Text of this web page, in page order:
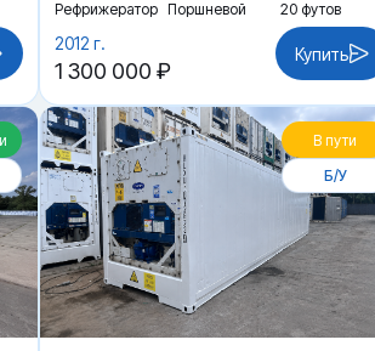
Рефрижератор Поршневой 20 футов
2012 г.
1 300 000 ₽
Купить
В пути
Б/У